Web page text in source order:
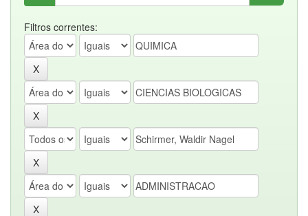
Filtros correntes: